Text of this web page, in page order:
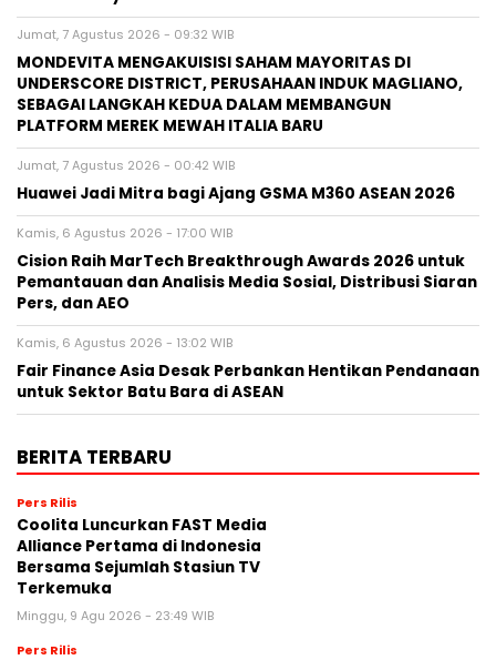
Jumat, 7 Agustus 2026 - 09:32 WIB
MONDEVITA MENGAKUISISI SAHAM MAYORITAS DI
UNDERSCORE DISTRICT, PERUSAHAAN INDUK MAGLIANO,
SEBAGAI LANGKAH KEDUA DALAM MEMBANGUN
PLATFORM MEREK MEWAH ITALIA BARU
Jumat, 7 Agustus 2026 - 00:42 WIB
Huawei Jadi Mitra bagi Ajang GSMA M360 ASEAN 2026
Kamis, 6 Agustus 2026 - 17:00 WIB
Cision Raih MarTech Breakthrough Awards 2026 untuk
Pemantauan dan Analisis Media Sosial, Distribusi Siaran
Pers, dan AEO
Kamis, 6 Agustus 2026 - 13:02 WIB
Fair Finance Asia Desak Perbankan Hentikan Pendanaan
untuk Sektor Batu Bara di ASEAN
BERITA TERBARU
Pers Rilis
Coolita Luncurkan FAST Media
Alliance Pertama di Indonesia
Bersama Sejumlah Stasiun TV
Terkemuka
Minggu, 9 Agu 2026 - 23:49 WIB
Pers Rilis